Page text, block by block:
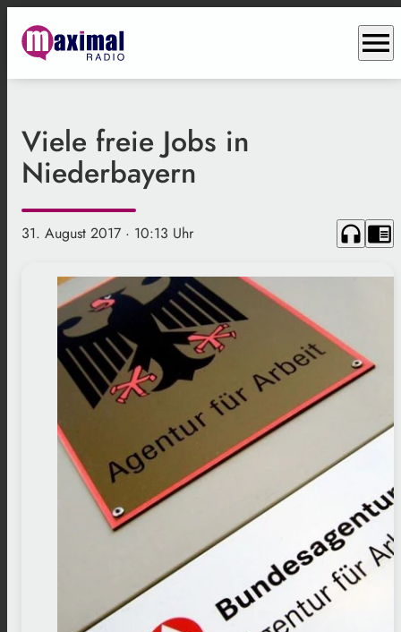
menu
Viele freie Jobs in
Niederbayern
31. August 2017 · 10:13 Uhr headphones chrome_reader_mode